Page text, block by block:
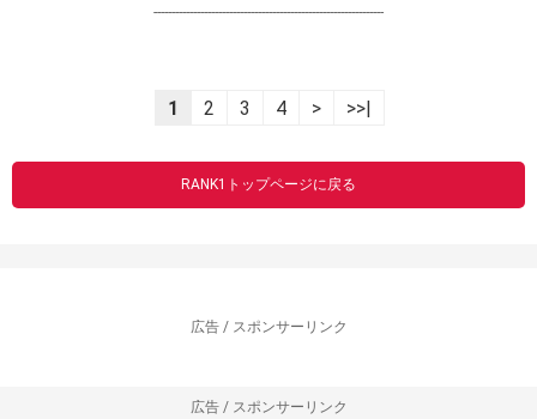
----------------------------------------------------------------
1 2 3 4 > >>|
RANK1トップページに戻る
広告 / スポンサーリンク
広告 / スポンサーリンク